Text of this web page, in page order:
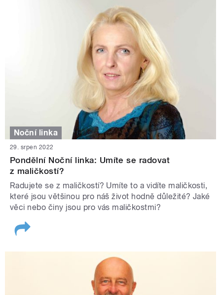
Noční linka
29. srpen 2022
Pondělní Noční linka: Umíte se radovat
z maličkostí?
Radujete se z maličkostí? Umíte to a vidíte maličkosti,
které jsou většinou pro náš život hodně důležité? Jaké
věci nebo činy jsou pro vás maličkostmi?